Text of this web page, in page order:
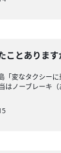
ことありま
「変なタクシー
はノーブレーキ（